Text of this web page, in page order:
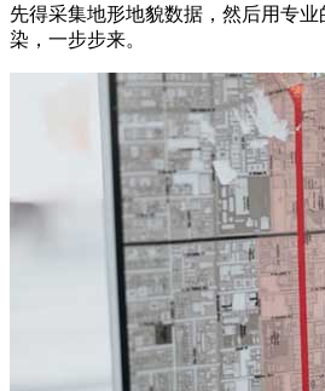
先得采集地形地貌数据，然后用专
染，一步步来。